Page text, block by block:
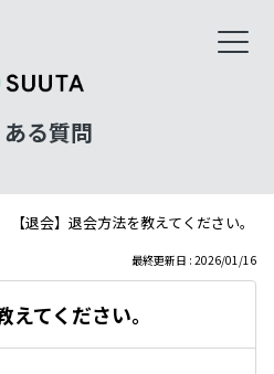
る質問
【退会】退会方法を教えてください。
最終更新日 : 2026/01/16
えてください。